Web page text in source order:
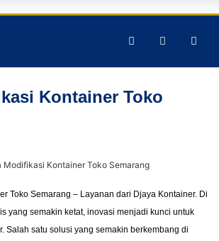
Kontainer Toko
Toko Semarang – Layanan dari Djaya Kontainer. Di
yang semakin ketat, inovasi menjadi kunci untuk
Salah satu solusi yang semakin berkembang di